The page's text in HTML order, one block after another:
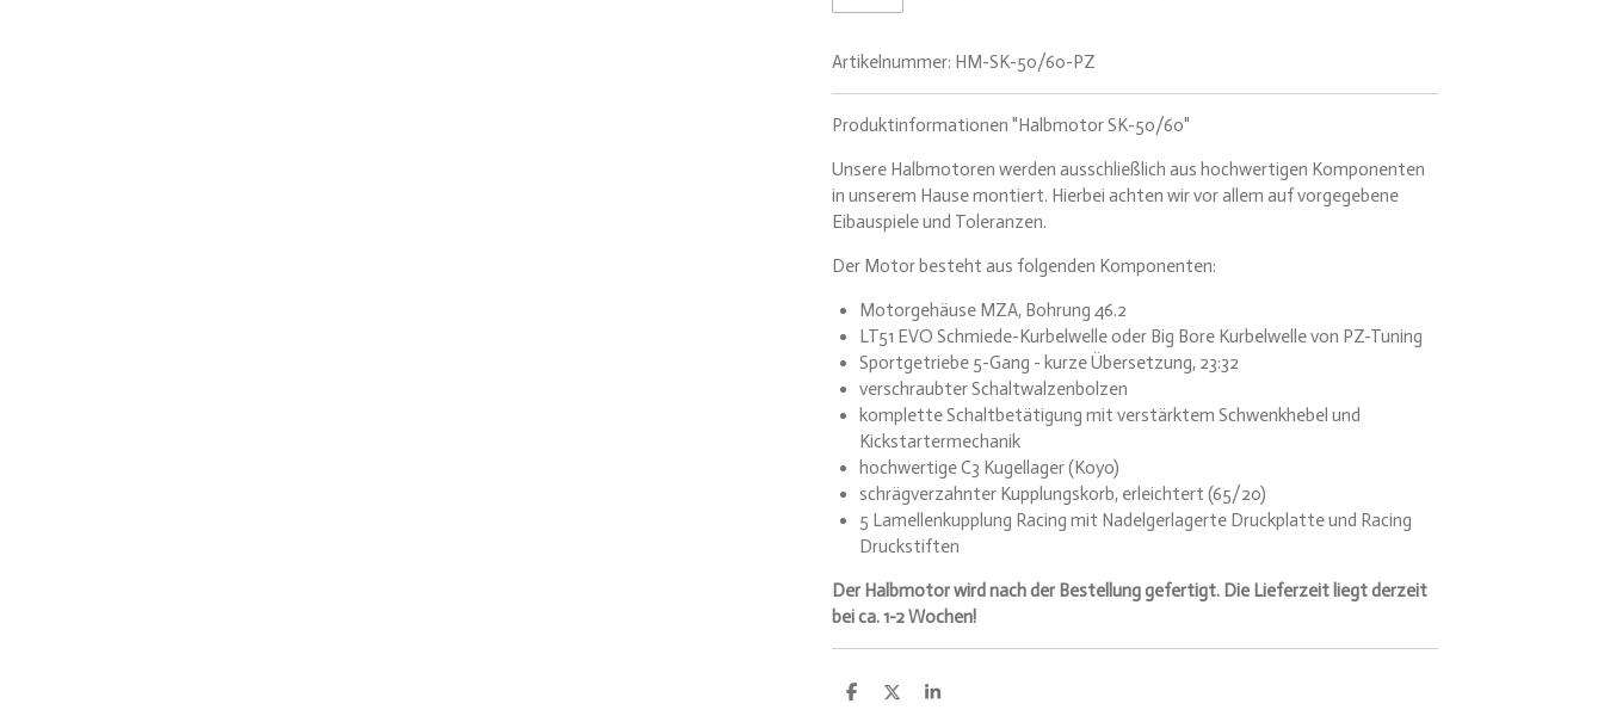
Artikelnummer: HM-SK-50/60-PZ
Produktinformationen "Halbmotor SK-50/60"
Unsere Halbmotoren werden ausschließlich aus hochwertigen Komponenten
in unserem Hause montiert. Hierbei achten wir vor allem auf vorgegebene
Eibauspiele und Toleranzen.
Der Motor besteht aus folgenden Komponenten:
Motorgehäuse MZA, Bohrung 46.2
LT51 EVO Schmiede-Kurbelwelle oder Big Bore Kurbelwelle von PZ-Tuning
Sportgetriebe 5-Gang - kurze Übersetzung, 23:32
verschraubter Schaltwalzenbolzen
komplette Schaltbetätigung mit verstärktem Schwenkhebel und
Kickstartermechanik
hochwertige C3 Kugellager (Koyo)
schrägverzahnter Kupplungskorb, erleichtert (65/20)
5 Lamellenkupplung Racing mit Nadelgerlagerte Druckplatte und Racing
Druckstiften
Der Halbmotor wird nach der Bestellung gefertigt. Die Lieferzeit liegt derzeit
bei ca. 1-2 Wochen!
T
T
T